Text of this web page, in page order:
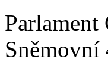
Parlament
Sněmovní